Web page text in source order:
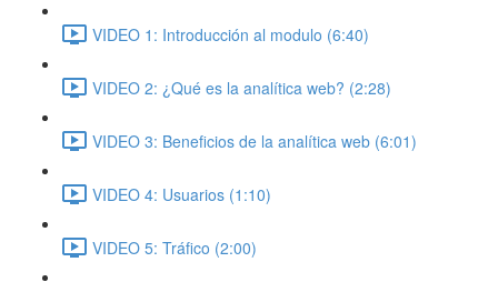
VIDEO 1: Introducción al modulo (6:40)
VIDEO 2: ¿Qué es la analítica web? (2:28)
VIDEO 3: Beneficios de la analítica web (6:01)
VIDEO 4: Usuarios (1:10)
VIDEO 5: Tráfico (2:00)